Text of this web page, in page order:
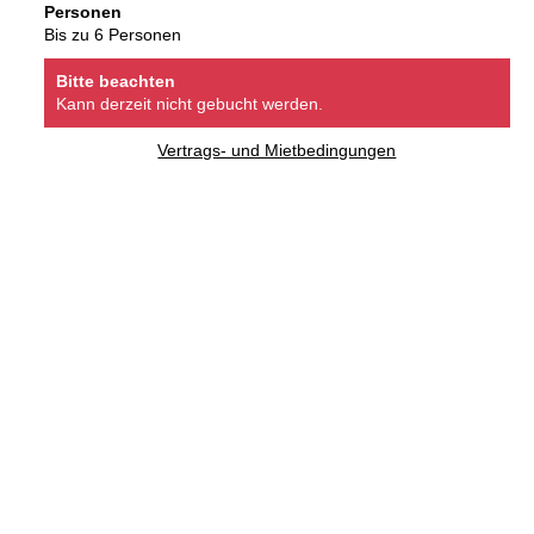
Personen
Bis zu 6 Personen
Bitte beachten
Kann derzeit nicht gebucht werden.
Vertrags- und Mietbedingungen